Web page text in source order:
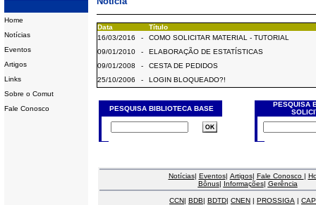
Home
Notícias
Eventos
Artigos
Links
Sobre o Comut
Fale Conosco
Data
Título
16/03/2016
-
COMO SOLICITAR MATERIAL - TUTORIAL
09/01/2010
-
ELABORAÇÃO DE ESTATÍSTICAS
09/01/2008
-
CESTA DE PEDIDOS
25/10/2006
- LOGIN BLOQUEADO?!
PESQUISA BIBLIOTECA BASE
PESQUISA
Notícias| Eventos| Artigos| Fale Conosco |
Bônus| Informações| Gerência
CCN| BDB| BDTD| CNEN | PROSSIGA |